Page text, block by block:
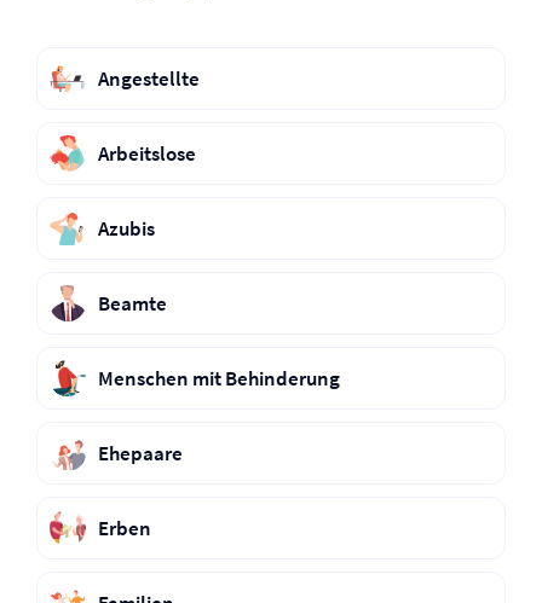
Angestellte
Arbeitslose
Azubis
Beamte
Menschen mit Behinderung
Ehepaare
Erben